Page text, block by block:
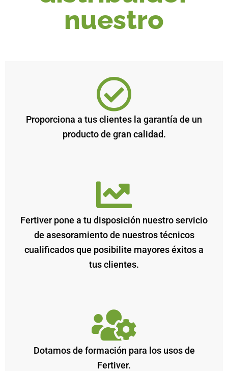
nuestro
Proporciona a tus clientes la garantía de un
producto de gran calidad.
Fertiver pone a tu disposición nuestro servicio
de asesoramiento de nuestros técnicos
cualificados que posibilite mayores éxitos a
tus clientes.
Dotamos de formación para los usos de
Fertiver.